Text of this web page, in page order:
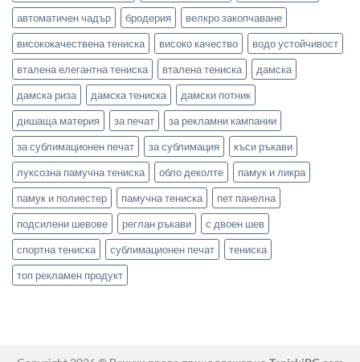
автоматичен чадър
бродерия
велкро закопчаване
висококачествена тениска
високо качество
водо устойчивост
вталена елегантна тениска
вталена тениска
дамска
дамска риза
дамска тениска
дамски потник
дишаща материя
за печат
за рекламни кампании
за сублимационен печат
за сублимация
къси ръкави
луксозна памучна тениска
обло деколте
памук и ликра
памук и полиестер
памучна тениска
пет панелна
подсилени шевове
реглан ръкави
с двоен шев
спортна тениска
сублимационен печат
тениска
топ рекламен продукт